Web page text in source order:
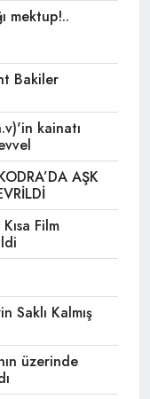
mektup!..
Bakiler
kainatı
AŞK
Film
Saklı Kalmış
üzerinde